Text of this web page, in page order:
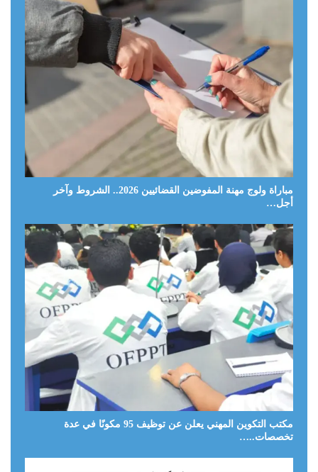
مباراة ولوج مهنة المفوضين القضائيين 2026.. الشروط وآخر
أجل…
مكتب التكوين المهني يعلن عن توظيف 95 مكونًا في عدة
تخصصات..…